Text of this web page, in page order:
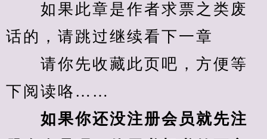
如果此章是作者求票之类废
话的，请跳过继续看下一章
请你先收藏此页吧，方便等
下阅读咯……
如果你还没注册会员就先注